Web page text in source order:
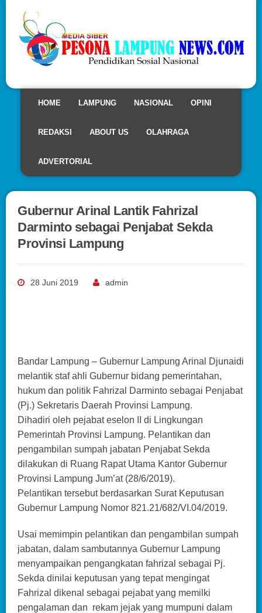
HOME LAMPUNG NASIONAL OPINI
REDAKSI ABOUT US OLAHRAGA
ADVERTORIAL
Gubernur Arinal Lantik Fahrizal
Darminto sebagai Penjabat Sekda
Provinsi Lampung
28 Juni 2019 admin
Bandar Lampung – Gubernur Lampung Arinal Djunaidi
melantik staf ahli Gubernur bidang pemerintahan,
hukum dan politik Fahrizal Darminto sebagai Penjabat
(Pj.) Sekretaris Daerah Provinsi Lampung.
Dihadiri oleh pejabat eselon II di Lingkungan
Pemerintah Provinsi Lampung. Pelantikan dan
pengambilan sumpah jabatan Penjabat Sekda
dilakukan di Ruang Rapat Utama Kantor Gubernur
Provinsi Lampung Jum’at (28/6/2019).
Pelantikan tersebut berdasarkan Surat Keputusan
Gubernur Lampung Nomor 821.21/682/VI.04/2019.
Usai memimpin pelantikan dan pengambilan sumpah
jabatan, dalam sambutannya Gubernur Lampung
menyampaikan pengangkatan fahrizal sebagai Pj.
Sekda dinilai keputusan yang tepat mengingat
Fahrizal dikenal sebagai pejabat yang memilki
pengalaman dan rekam jejak yang mumpuni dalam